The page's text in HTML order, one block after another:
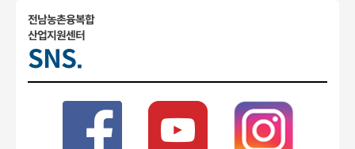
전남농촌융복합
산업지원센터
SNS.